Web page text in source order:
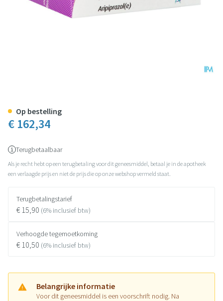
€ 162,34
Terugbetaalbaar
Als je recht hebt op een terugbetaling voor dit geneesmiddel, betaal je in de apotheek
een verlaagde prijs en niet de prijs die op onze webshop vermeld staat.
Terugbetalingstarief
€ 15,90 (6% inclusief btw)
Verhoogde tegemoetkoming
€ 10,50 (6% inclusief btw)
Belangrijke informatie
Voor dit geneesmiddel is een voorschrift nodig. Na
Op bestelling